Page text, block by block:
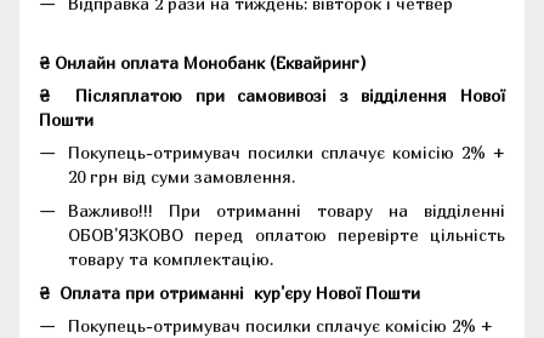
₴ Онлайн оплата Монобанк (Еквайринг)
₴
Післяплатою при самовивозі з відділення Нової
Пошти
Покупець-отримувач посилки сплачує комісію 2% +
20 грн від суми замовлення.
Важливо!!! При отриманні товару на відділенні
ОБОВ'ЯЗКОВО перед оплатою перевірте цільність
товару та комплектацію.
₴ Оплата при отриманні кур'єру Нової Пошти
Покупець-отримувач посилки сплачує комісію 2% +